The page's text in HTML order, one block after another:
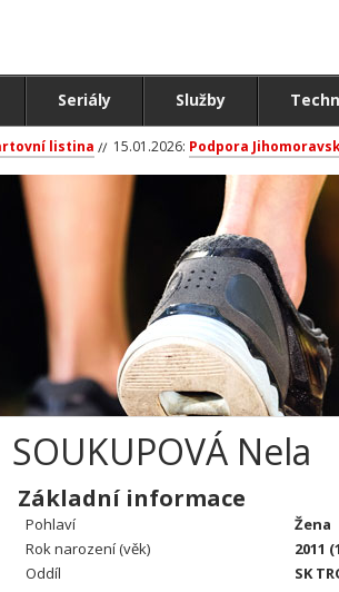
Seriály Služby
listina 15.01.2026: Podpora
SOUKUPOVÁ Nela
Základní informace
Pohlaví
Žena
Rok narození (věk)
2011
Oddíl
SK